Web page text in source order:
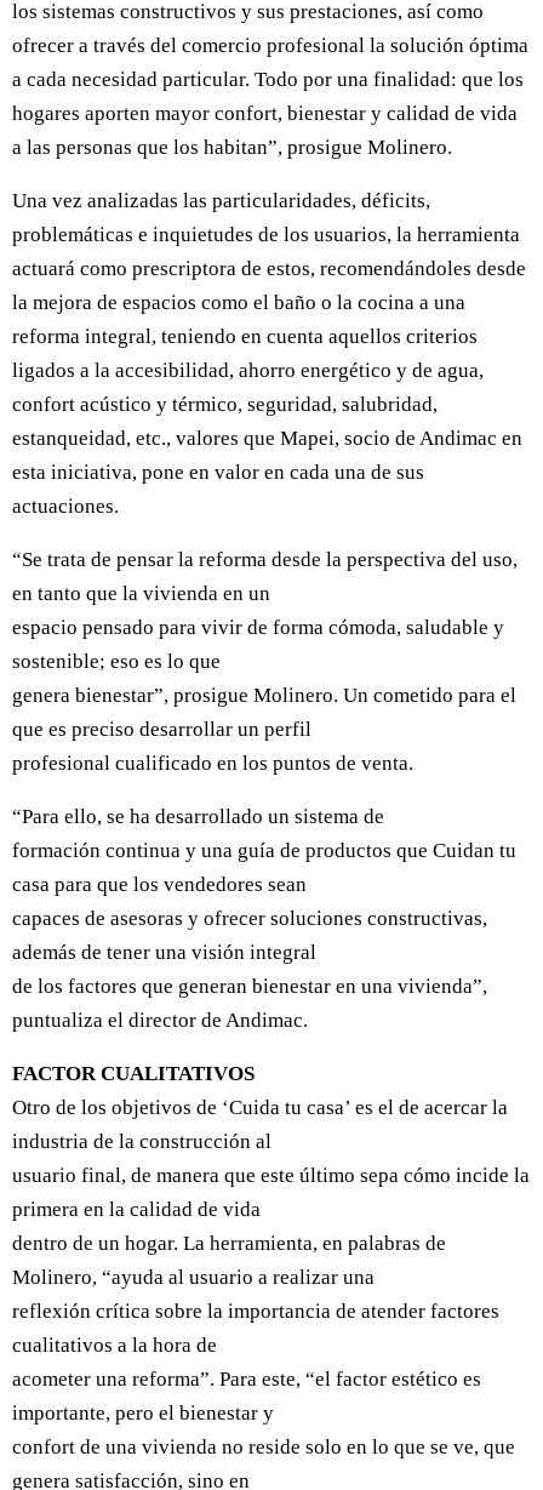
los sistemas constructivos y sus prestaciones, así como
ofrecer a través del comercio profesional la solución óptima
a cada necesidad particular. Todo por una finalidad: que los
hogares aporten mayor confort, bienestar y calidad de vida
a las personas que los habitan”, prosigue Molinero.
Una vez analizadas las particularidades, déficits,
problemáticas e inquietudes de los usuarios, la herramienta
actuará como prescriptora de estos, recomendándoles desde
la mejora de espacios como el baño o la cocina a una
reforma integral, teniendo en cuenta aquellos criterios
ligados a la accesibilidad, ahorro energético y de agua,
confort acústico y térmico, seguridad, salubridad,
estanqueidad, etc., valores que Mapei, socio de Andimac en
esta iniciativa, pone en valor en cada una de sus
actuaciones.
“Se trata de pensar la reforma desde la perspectiva del uso,
en tanto que la vivienda en un
espacio pensado para vivir de forma cómoda, saludable y
sostenible; eso es lo que
genera bienestar”, prosigue Molinero. Un cometido para el
que es preciso desarrollar un perfil
profesional cualificado en los puntos de venta.
“Para ello, se ha desarrollado un sistema de
formación continua y una guía de productos que Cuidan tu
casa para que los vendedores sean
capaces de asesoras y ofrecer soluciones constructivas,
además de tener una visión integral
de los factores que generan bienestar en una vivienda”,
puntualiza el director de Andimac.
FACTOR CUALITATIVOS
Otro de los objetivos de ‘Cuida tu casa’ es el de acercar la
industria de la construcción al
usuario final, de manera que este último sepa cómo incide la
primera en la calidad de vida
dentro de un hogar. La herramienta, en palabras de
Molinero, “ayuda al usuario a realizar una
reflexión crítica sobre la importancia de atender factores
cualitativos a la hora de
acometer una reforma”. Para este, “el factor estético es
importante, pero el bienestar y
confort de una vivienda no reside solo en lo que se ve, que
genera satisfacción, sino en